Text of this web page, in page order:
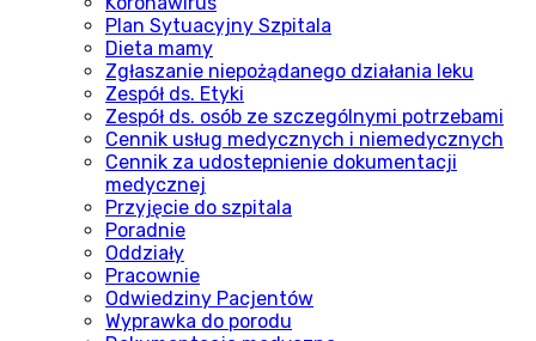
Plan Sytuacyjny Szpitala
Dieta mamy
Zgłaszanie niepożądanego działania leku
Zespół ds. Etyki
Zespół ds. osób ze szczególnymi potrzebami
Cennik usług medycznych i niemedycznych
Cennik za udostepnienie dokumentacji
medycznej
Przyjęcie do szpitala
Poradnie
Oddziały
Pracownie
Odwiedziny Pacjentów
Wyprawka do porodu